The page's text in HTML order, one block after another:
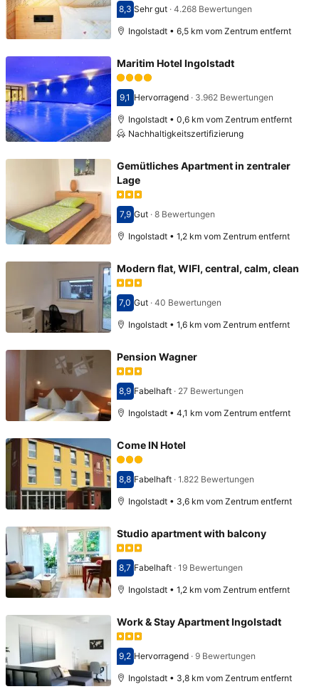
Bewertet mit 8,3
8,3 Sehr gut· 4.268 Bewertungen
Ingolstadt • 6,5 km vom Zentrum entfernt
Maritim Hotel Ingolstadt
Bewertet mit 9,1
9,1 Hervorragend· 3.962 Bewertungen
Ingolstadt • 0,6 km vom Zentrum entfernt
Nachhaltigkeitszertifizierung
Gemütliches Apartment in zentraler
Lage
Bewertet mit 7,9
7,9 Gut· 8 Bewertungen
Ingolstadt • 1,2 km vom Zentrum entfernt
Modern flat, WIFI, central, calm, clean
Bewertet mit 7,0
7,0 Gut· 40 Bewertungen
Ingolstadt • 1,6 km vom Zentrum entfernt
Pension Wagner
Bewertet mit 8,9
8,9 Fabelhaft· 27 Bewertungen
Ingolstadt • 4,1 km vom Zentrum entfernt
Come IN Hotel
Bewertet mit 8,8
8,8 Fabelhaft· 1.822 Bewertungen
Ingolstadt • 3,6 km vom Zentrum entfernt
Studio apartment with balcony
Bewertet mit 8,7
8,7 Fabelhaft· 19 Bewertungen
Ingolstadt • 1,2 km vom Zentrum entfernt
Work & Stay Apartment Ingolstadt
Bewertet mit 9,2
9,2 Hervorragend· 9 Bewertungen
Ingolstadt • 3,8 km vom Zentrum entfernt